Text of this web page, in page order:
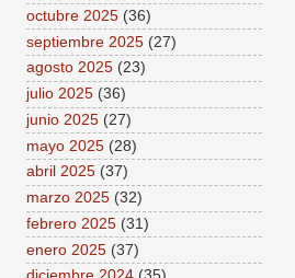
octubre 2025 (36)
septiembre 2025 (27)
agosto 2025 (23)
julio 2025 (36)
junio 2025 (27)
mayo 2025 (28)
abril 2025 (37)
marzo 2025 (32)
febrero 2025 (31)
enero 2025 (37)